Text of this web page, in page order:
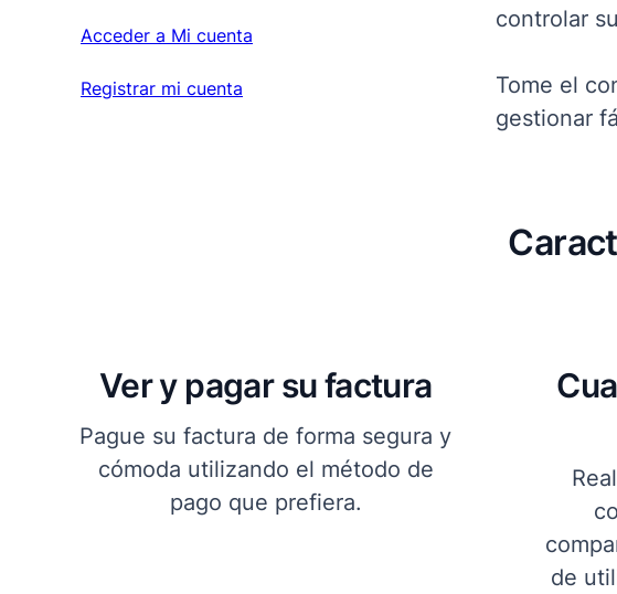
Acceder a Mi cuenta
Acceder a Mi cuenta
Registrar mi cuenta
Registrar mi cuenta
controlar
Tome el
gestionar
Ver y pagar su factura
Pague su factura de forma segura y
cómoda utilizando el método de
pago que prefiera.
de